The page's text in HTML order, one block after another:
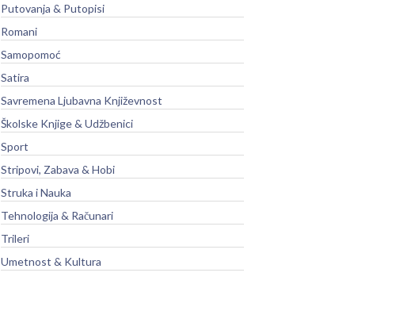
Putovanja & Putopisi
Romani
Samopomoć
Satira
Savremena Ljubavna Književnost
Školske Knjige & Udžbenici
Sport
Stripovi, Zabava & Hobi
Struka i Nauka
Tehnologija & Računari
Trileri
Umetnost & Kultura